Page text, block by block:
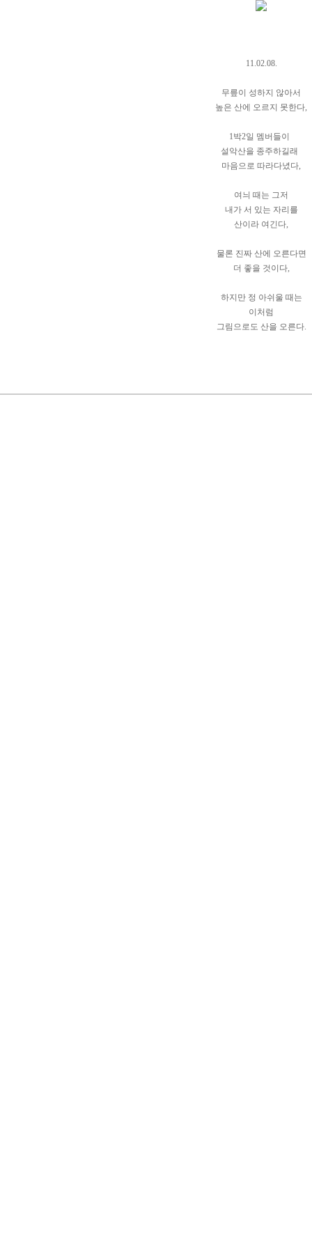
11.02.08.
무릎이 성하지 않아서
높은 산에 오르지 못한다,
1박2일 멤버들이
설악산을 종주하길래
마음으로 따라다녔다,
여늬 때는 그저
내가 서 있는 자리를
산이라 여긴다,
물론 진짜 산에 오른다면
더 좋을 것이다,
하지만 정 아쉬울 때는
이처럼
그림으로도 산을 오른다.